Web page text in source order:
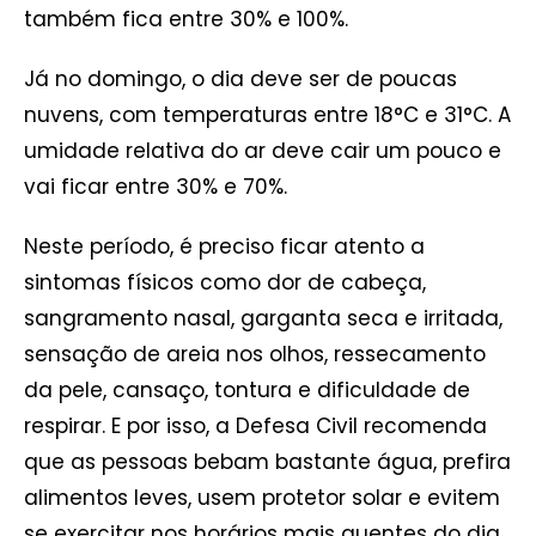
também fica entre 30% e 100%.
Já no domingo, o dia deve ser de poucas
nuvens, com temperaturas entre 18°C e 31°C. A
umidade relativa do ar deve cair um pouco e
vai ficar entre 30% e 70%.
Neste período, é preciso ficar atento a
sintomas físicos como dor de cabeça,
sangramento nasal, garganta seca e irritada,
sensação de areia nos olhos, ressecamento
da pele, cansaço, tontura e dificuldade de
respirar. E por isso, a Defesa Civil recomenda
que as pessoas bebam bastante água, prefira
alimentos leves, usem protetor solar e evitem